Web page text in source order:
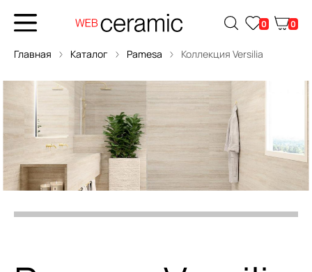
0 0
Главная Каталог Pamesa Коллекция Versilia